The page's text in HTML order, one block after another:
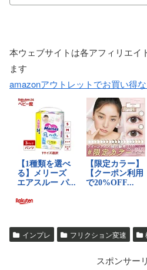
本ウェブサイトは各アフィリエイ
ます
amazonアウトレットでお買い得
インプレ フリクション変速
スポンサー